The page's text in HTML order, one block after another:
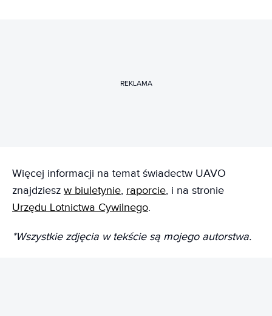
REKLAMA
Więcej informacji na temat świadectw UAVO
znajdziesz w biuletynie, raporcie, i na stronie
Urzędu Lotnictwa Cywilnego.
*Wszystkie zdjęcia w tekście są mojego autorstwa.